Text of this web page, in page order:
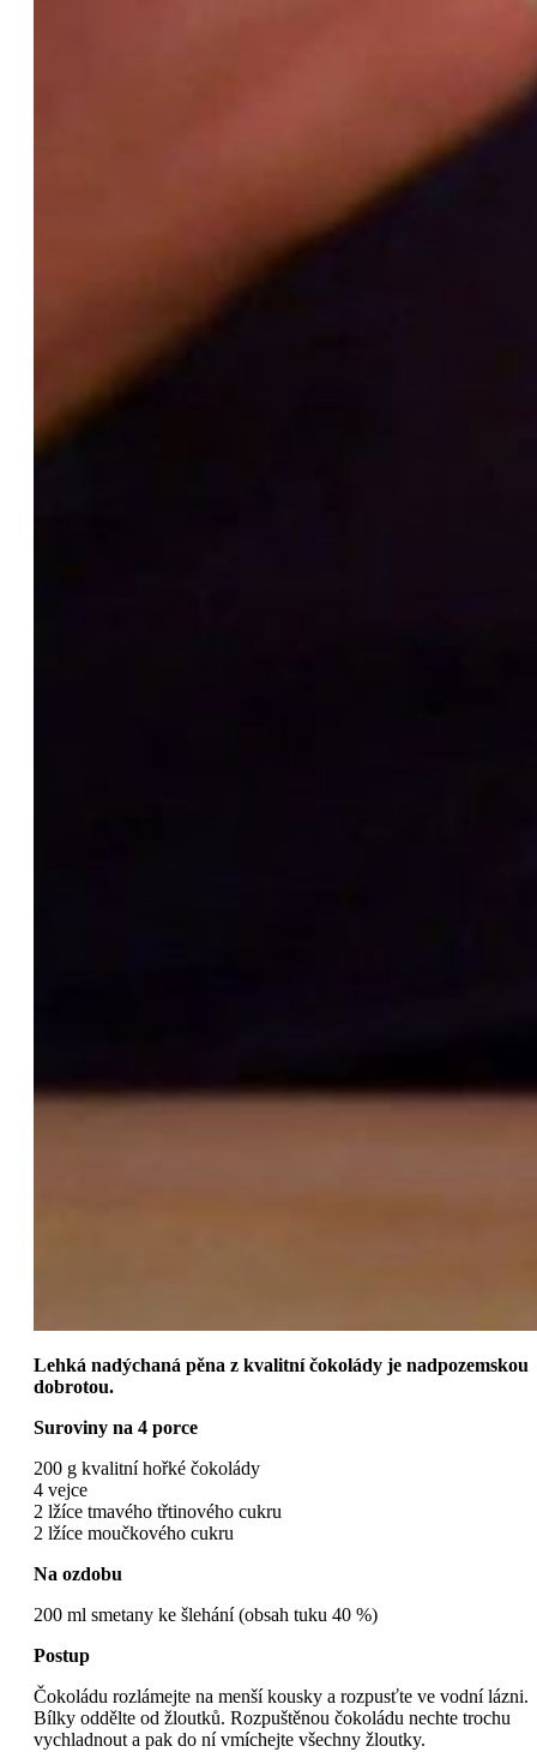
Lehká nadýchaná pěna z kvalitní čokolády je nadpozemskou
dobrotou.
Suroviny na 4 porce
200 g kvalitní hořké čokolády
4 vejce
2 lžíce tmavého třtinového cukru
2 lžíce moučkového cukru
Na ozdobu
200 ml smetany ke šlehání (obsah tuku 40 %)
Postup
Čokoládu rozlámejte na menší kousky a rozpusťte ve vodní lázni.
Bílky oddělte od žloutků. Rozpuštěnou čokoládu nechte trochu
vychladnout a pak do ní vmíchejte všechny žloutky.